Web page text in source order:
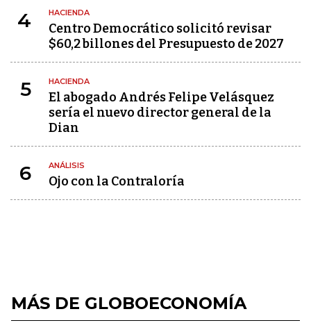
4 HACIENDA
Centro Democrático solicitó revisar
$60,2 billones del Presupuesto de 2027
5 HACIENDA
El abogado Andrés Felipe Velásquez
sería el nuevo director general de la
Dian
6 ANÁLISIS
Ojo con la Contraloría
MÁS DE GLOBOECONOMÍA